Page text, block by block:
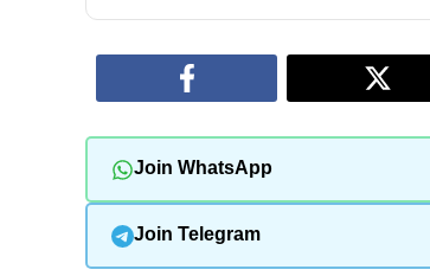
Join WhatsApp
Join Telegram